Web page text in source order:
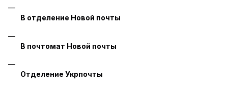
В отделение Новой почты
В почтомат Новой почты
Отделение Укрпочты